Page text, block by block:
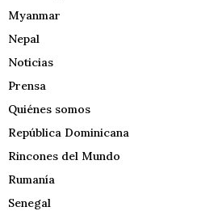
Myanmar
Nepal
Noticias
Prensa
Quiénes somos
República Dominicana
Rincones del Mundo
Rumanía
Senegal